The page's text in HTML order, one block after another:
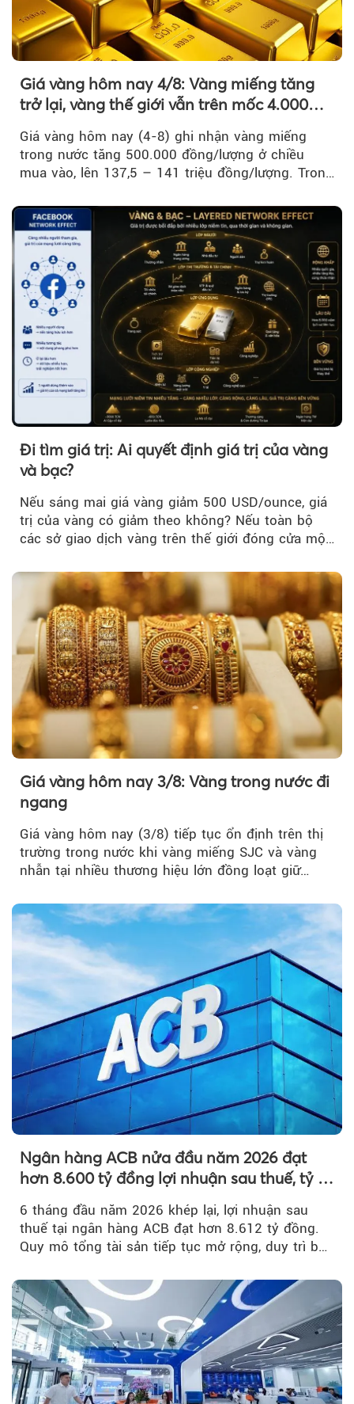
Giá vàng hôm nay 4/8: Vàng miếng tăng
trở lại, vàng thế giới vẫn trên mốc 4.000
Giá vàng hôm nay (4-8) ghi nhận vàng miếng
trong nước tăng 500.000 đồng/lượng ở chiều
mua vào, lên 137,5 – 141 triệu đồng/lượng. Trong
trì trên ngưỡng 4.000 USD/ounce.
Đi tìm giá trị: Ai quyết định giá trị của vàng
và bạc?
Nếu sáng mai giá vàng giảm 500 USD/ounce, giá
trị của vàng có giảm theo không? Nếu toàn bộ
các sở giao dịch vàng trên thế giới đóng cửa một
Giá vàng hôm nay 3/8: Vàng trong nước đi
ngang
Giá vàng hôm nay (3/8) tiếp tục ổn định trên thị
trường trong nước khi vàng miếng SJC và vàng
nhẫn tại nhiều thương hiệu lớn đồng loạt giữ
Ngân hàng ACB nửa đầu năm 2026 đạt
hơn 8.600 tỷ đồng lợi nhuận sau thuế, tỷ lệ
nợ xấu thấp nhất ngành
6 tháng đầu năm 2026 khép lại, lợi nhuận sau
thuế tại ngân hàng ACB đạt hơn 8.612 tỷ đồng.
Quy mô tổng tài sản tiếp tục mở rộng, duy trì bộ